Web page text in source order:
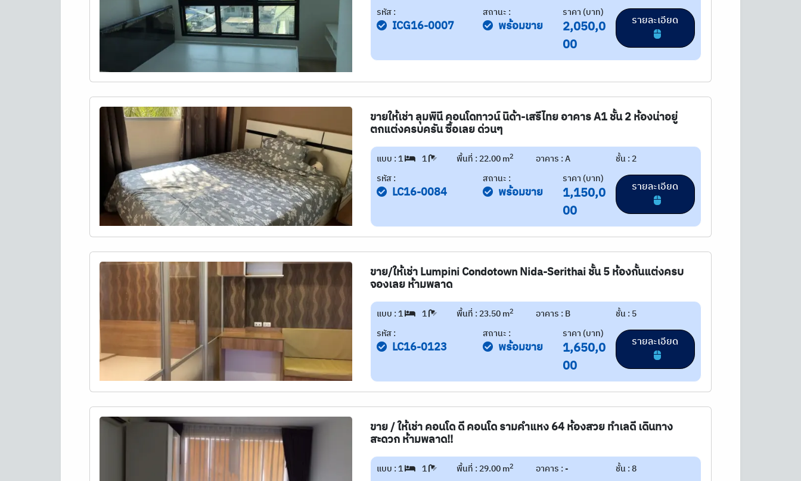
รหัส :
ICG16-0007
สถานะ :
พร้อมขาย
ราคา (บาท)
2,050,0
00
ขายให้เช่า ลุมพินี คอนโดทาวน์ นิด้า-เสรีไทย อาคาร A1 ชั้น 2 ห้องน่าอยู่
ตกแต่งครบครัน ซื้อเลย ด่วนๆ
แบบ : 1 1 พื้นที่ : 22.00 m2 อาคาร : A
ชั้น : 2
รหัส :
LC16-0084
สถานะ :
พร้อมขาย
ราคา (บาท)
1,150,0
00
ขาย/ให้เช่า Lumpini Condotown Nida-Serithai ชั้น 5 ห้องกั้นแต่งครบ
จองเลย ห้ามพลาด
แบบ : 1 1 พื้นที่ : 23.50 m2 อาคาร : B
ชั้น : 5
รหัส :
LC16-0123
สถานะ :
พร้อมขาย
ราคา (บาท)
1,650,0
00
ขาย / ให้เช่า คอนโด ดี คอนโด รามคำแหง 64 ห้องสวย ทำเลดี เดินทาง
สะดวก ห้ามพลาด!!
แบบ : 1 1 พื้นที่ : 29.00 m2 อาคาร : -
ชั้น : 8